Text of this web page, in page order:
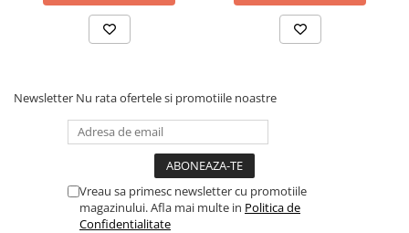
Newsletter Nu rata ofertele si promotiile noastre
Vreau sa primesc newsletter cu promotiile
magazinului. Afla mai multe in Politica de
Confidentialitate